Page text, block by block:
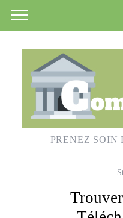
PRENEZ SOIN